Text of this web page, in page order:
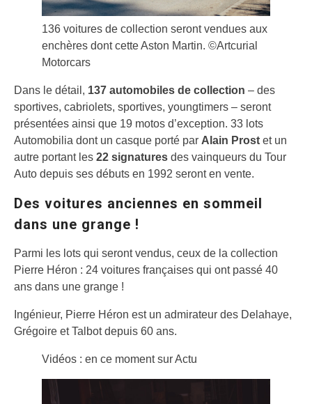
136 voitures de collection seront vendues aux
enchères dont cette Aston Martin. ©Artcurial
Motorcars
Dans le détail, 137 automobiles de collection – des
sportives, cabriolets, sportives, youngtimers – seront
présentées ainsi que 19 motos d’exception. 33 lots
Automobilia dont un casque porté par Alain Prost et un
autre portant les 22 signatures des vainqueurs du Tour
Auto depuis ses débuts en 1992 seront en vente.
Des voitures anciennes en sommeil
dans une grange !
Parmi les lots qui seront vendus, ceux de la collection
Pierre Héron : 24 voitures françaises qui ont passé 40
ans dans une grange !
Ingénieur, Pierre Héron est un admirateur des Delahaye,
Grégoire et Talbot depuis 60 ans.
Vidéos : en ce moment sur Actu